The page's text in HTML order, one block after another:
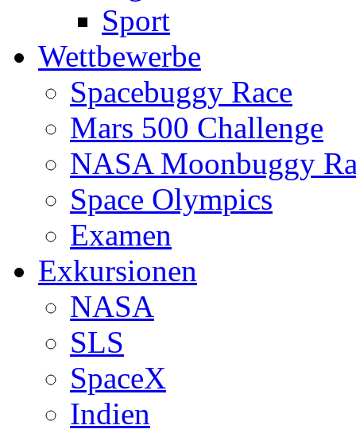
Sport
Wettbewerbe
Spacebuggy Race
Mars 500 Challenge
NASA Moonbuggy
Space Olympics
Examen
Exkursionen
NASA
SLS
SpaceX
Indien